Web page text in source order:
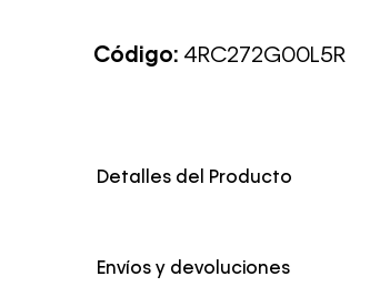
Código: 4RC272G00L5R
Detalles del Producto
Genero
Envíos y devoluciones